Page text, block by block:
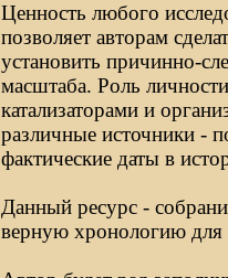
Ценность любого
позволяет авторам
установить причинно-
масштаба. Роль
катализаторами и
различные источники -
фактические даты в
Данный ресурс -
верную хронологию для